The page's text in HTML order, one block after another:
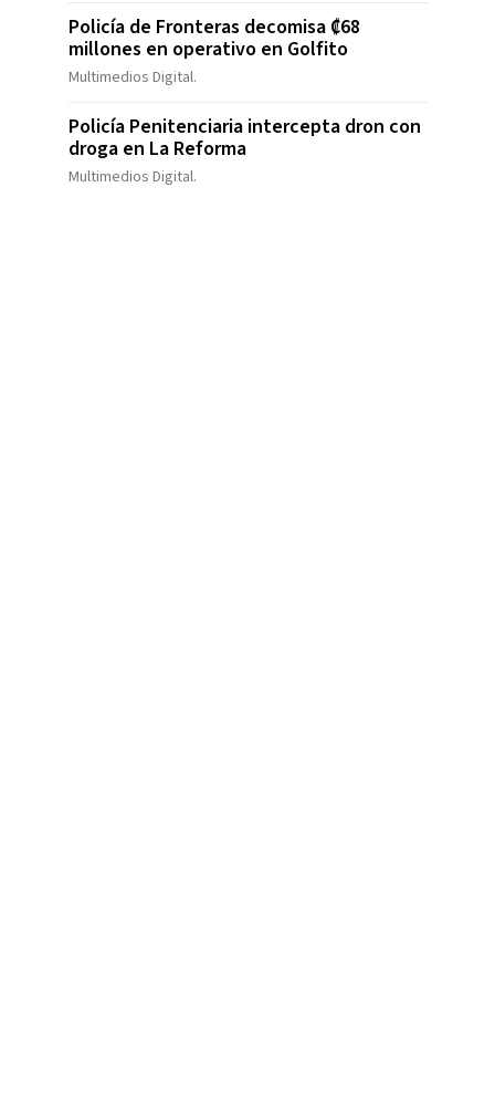
Policía de Fronteras decomisa ₡68
millones en operativo en Golfito
Multimedios Digital.
Policía Penitenciaria intercepta dron con
droga en La Reforma
Multimedios Digital.